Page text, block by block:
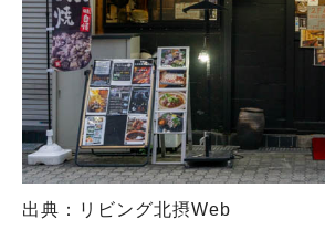
出典：リビング北摂Web